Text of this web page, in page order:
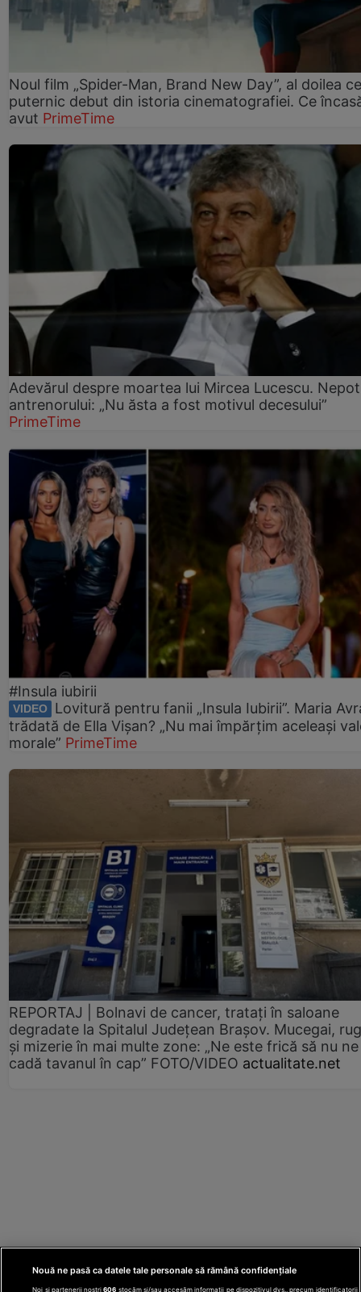
Noul film „Spider-Man, Brand New Day”, al doilea
puternic debut din istoria cinematografiei. Ce
avut PrimeTime
Adevărul despre moartea lui Mircea Lucescu.
antrenorului: „Nu ăsta a fost motivul decesului”
PrimeTime
#Insula iubirii
VIDEO
Lovitură pentru fanii „Insula Iubirii”. Maria
trădată de Ella Vișan? „Nu mai împărțim aceleași
morale” PrimeTime
REPORTAJ | Bolnavi de cancer, tratați în saloane
degradate la Spitalul Județean Brașov. Mucegai,
și mizerie în mai multe zone: „Ne este frică să nu ne
cadă tavanul în cap” FOTO/VIDEO actualitate.net
Nouă ne pasă ca datele tale personale să rămână confidențiale
Noi și partenerii noștri606 stocăm și/sau accesăm informații pe dispozitivul dvs., precum identificatorii